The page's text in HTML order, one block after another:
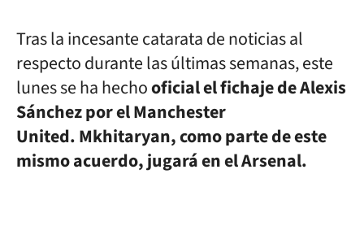
Tras la incesante catarata de noticias al
respecto durante las últimas semanas, este
lunes se ha hechooficial el fichaje de Alexis
Sánchez por el Manchester
United. Mkhitaryan, como parte de este
mismo acuerdo, jugará en el Arsenal.